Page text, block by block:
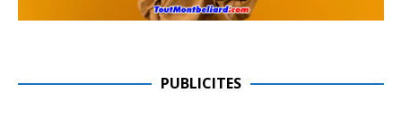
PUBLICITES